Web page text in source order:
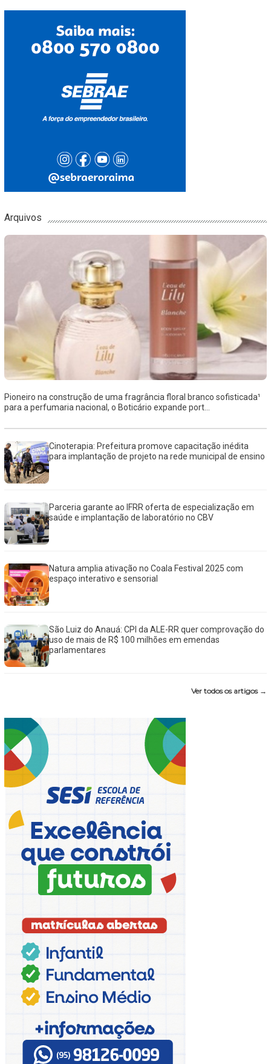
Arquivos
Pioneiro na construção de uma fragrância floral branco sofisticada¹
para a perfumaria nacional, o Boticário expande port...
Cinoterapia: Prefeitura promove capacitação inédita
para implantação de projeto na rede municipal de ensino
Parceria garante ao IFRR oferta de especialização em
saúde e implantação de laboratório no CBV
Natura amplia ativação no Coala Festival 2025 com
espaço interativo e sensorial
São Luiz do Anauá: CPI da ALE-RR quer comprovação do
uso de mais de R$ 100 milhões em emendas
parlamentares
Ver todos os artigos →